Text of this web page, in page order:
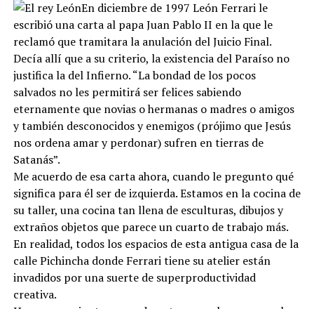
En diciembre de 1997 León Ferrari le
escribió una carta al papa Juan Pablo II en la que le
reclamó que tramitara la anulación del Juicio Final.
Decía allí que a su criterio, la existencia del Paraíso no
justifica la del Infierno. “La bondad de los pocos
salvados no les permitirá ser felices sabiendo
eternamente que novias o hermanas o madres o amigos
y también desconocidos y enemigos (prójimo que Jesús
nos ordena amar y perdonar) sufren en tierras de
Satanás”.
Me acuerdo de esa carta ahora, cuando le pregunto qué
significa para él ser de izquierda. Estamos en la cocina de
su taller, una cocina tan llena de esculturas, dibujos y
extraños objetos que parece un cuarto de trabajo más.
En realidad, todos los espacios de esta antigua casa de la
calle Pichincha donde Ferrari tiene su atelier están
invadidos por una suerte de superproductividad
creativa.